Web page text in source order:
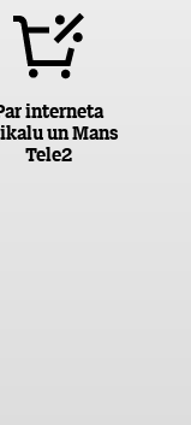
interneta
un Mans
Tele2